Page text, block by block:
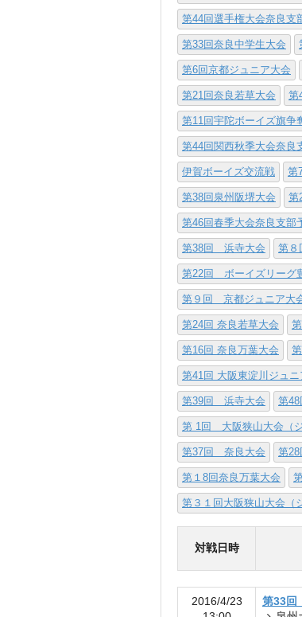
第44回選手権大会奈良支
第33回奈良中学生大会
第6回京都ジュニア大会
第21回奈良若草大会 第
第11回宇陀ボーイズ旗争
第44回関西秋季大会奈良
伊賀ボーイズ交流戦 第
第38回泉州阪堺大会 第
第46回春季大会奈良支部
第38回 浜寺大会 第
第22回 ボーイズリーグ
第９回 京都ジュニア大
第24回 奈良若草大会
第16回 奈良万葉大会
第41回 大阪東淀川ジュニ
第39回 浜寺大会 第
第 1回 大阪狭山大会（ジ
第37回 奈良大会 第
第１8回奈良万葉大会
第３１回大阪狭山大会（
対戦日時
2016/4/23
第33回